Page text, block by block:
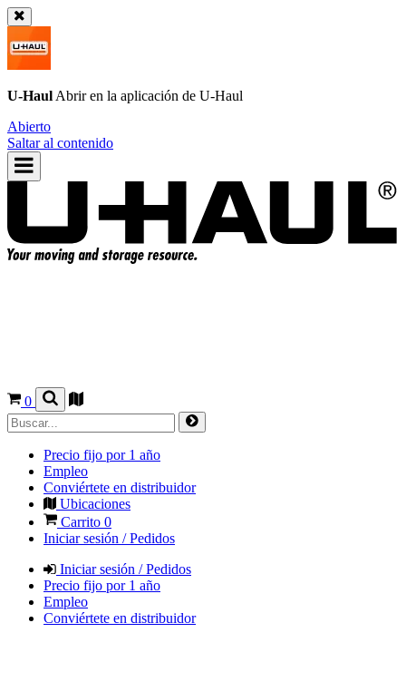
U-Haul Abrir en la aplicación de U-Haul
Abierto
Saltar al contenido
0
Precio fijo por 1 año
Empleo
Conviértete en distribuidor
Ubicaciones
Carrito 0
Iniciar sesión / Pedidos
Iniciar sesión / Pedidos
Precio fijo por 1 año
Empleo
Conviértete en distribuidor